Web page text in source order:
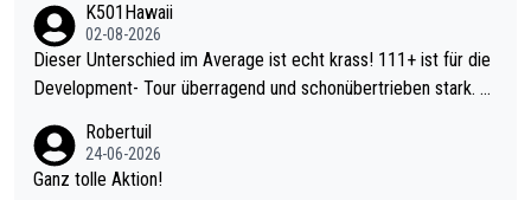
K501Hawaii
02-08-2026
Dieser Unterschied im Average ist echt krass! 111+ ist für die
Development- Tour überragend und schonübertrieben stark. U
mal 40+ erst recht. Da gewinnst keinen Blumentopf - ist ja noc
h krasser wie ein Pokalspiel eines Kreisligisten vs einem Bund
Robertuil
24-06-2026
Ganz tolle Aktion!